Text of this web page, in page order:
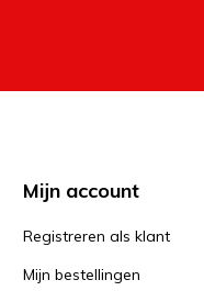
Mijn account
Registreren als klant
Mijn bestellingen